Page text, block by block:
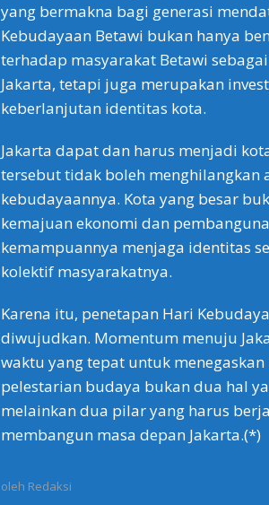
yang bermakna bagi generasi
Kebudayaan Betawi bukan hanya
terhadap masyarakat Betawi
Jakarta, tetapi juga merupakan
keberlanjutan identitas kota.
Jakarta dapat dan harus menjadi
tersebut tidak boleh menghilangkan
kebudayaannya. Kota yang besar
kemajuan ekonomi dan
kemampuannya menjaga identitas
kolektif masyarakatnya.
Karena itu, penetapan Hari
diwujudkan. Momentum menuju
waktu yang tepat untuk
pelestarian budaya bukan dua hal
melainkan dua pilar yang harus
membangun masa depan Jakarta.(*)
oleh Redaksi